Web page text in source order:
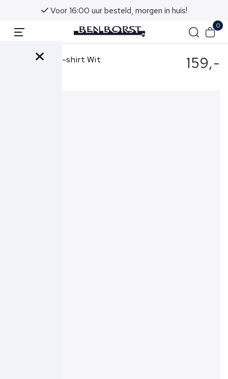
Voor 16:00 uur besteld, morgen in huis!
0
Gran Sasso T-shirt Wit 159,-